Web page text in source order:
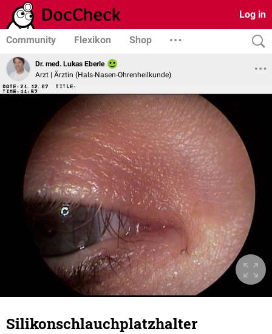
Log in
Community Flexikon Shop
Dr. med. Lukas Eberle
Arzt | Ärztin (Hals-Nasen-Ohrenheilkunde)
Silikonschlauchplatzhalter